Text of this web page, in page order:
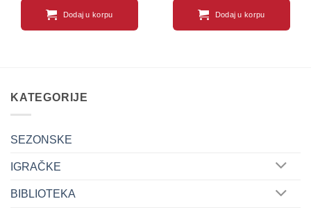
Dodaj u korpu Dodaj u korpu
KATEGORIJE
SEZONSKE
IGRAČKE
BIBLIOTEKA